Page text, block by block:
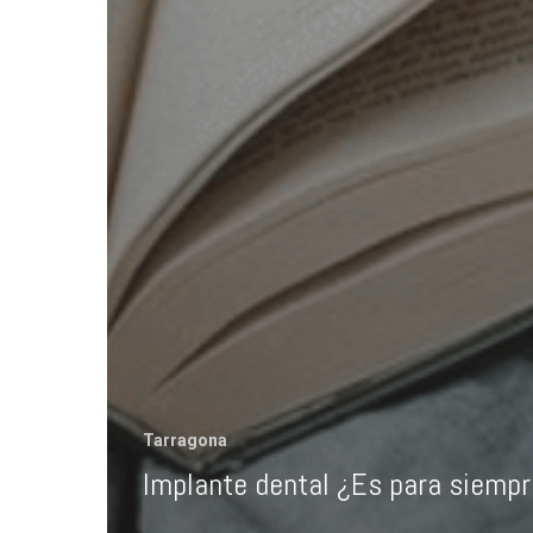
Tarragona
Implante dental ¿Es para